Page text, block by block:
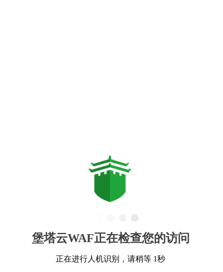
堡塔云WAF正在检查您的访问
正在进行人机识别，请稍等 1秒